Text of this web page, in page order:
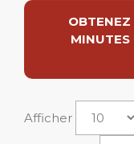
OBTENEZ
MINUTES
Afficher